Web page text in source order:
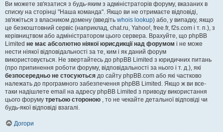
Ви можете зв'язатися з будь-яким з адміністраторів форуму, вказаних в
списку на сторінці "Наша команда". Якщо ви не отримаєте відповіді,
зв'яжіться з власником домену (введіть whois lookup) або, у випадку, якщо
це безкоштовний сервіс (наприклад, chat.ru, Yahoo!, free.fr, f2s.com і т. п.), з
керівництвом або адміністратором цього сервера. Врахуйте, що phpBB
Limited не має абсолютно ніякої юрисдикції над форумом і не може
нести ніякої відповідальності за те, ким і як даний форум
використовується. Не звертайтесь до phpBB Limited з юридичних питань
(про припинення роботи форуму, відповідальності за нього і т. д.), які
безпосередньо не стосуються до сайту phpBB.com або які частково
належать до програмного забезпечення phpBB Limited. Якщо ж ви все-
таки надішлете email на адресу phpBB Limited з приводу використання
цього форуму третьою стороною , то не чекайте детальної відповіді чи
будь-якої відповіді взагалі.
Догори